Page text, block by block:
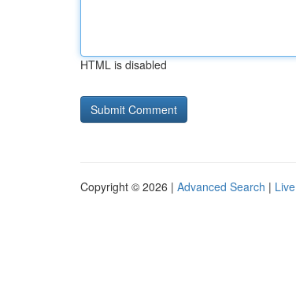
HTML is disabled
Copyright © 2026 | Advanced Search | Live